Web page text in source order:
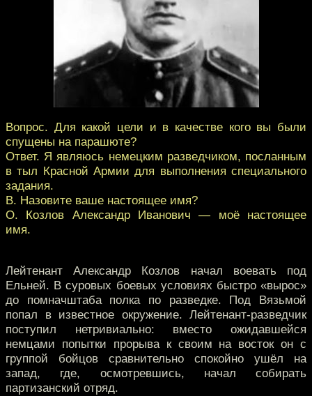
Вопрос. Для какой цели и в качестве кого вы были
спущены на парашюте?
Ответ. Я являюсь немецким разведчиком, посланным
в тыл Красной Армии для выполнения специального
задания.
В. Назовите ваше настоящее имя?
О. Козлов Александр Иванович — моё настоящее
имя.
Лейтенант Александр Козлов начал воевать под
Ельней. В суровых боевых условиях быстро «вырос»
до помначштаба полка по разведке. Под Вязьмой
попал в известное окружение. Лейтенант-разведчик
поступил нетривиально: вместо ожидавшейся
немцами попытки прорыва к своим на восток он с
группой бойцов сравнительно спокойно ушёл на
запад, где, осмотревшись, начал собирать
партизанский отряд.